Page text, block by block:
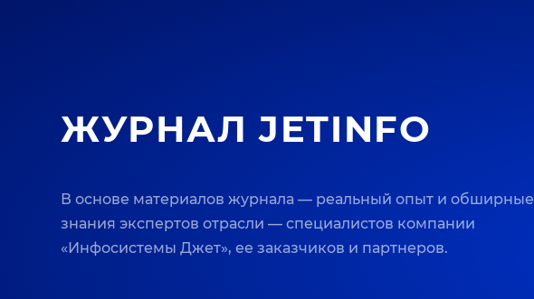
ЖУРНАЛ JETINFO
В основе материалов журнала — реальный опыт и обширные
знания экспертов отрасли — специалистов компании
«Инфосистемы Джет», ее заказчиков и партнеров.